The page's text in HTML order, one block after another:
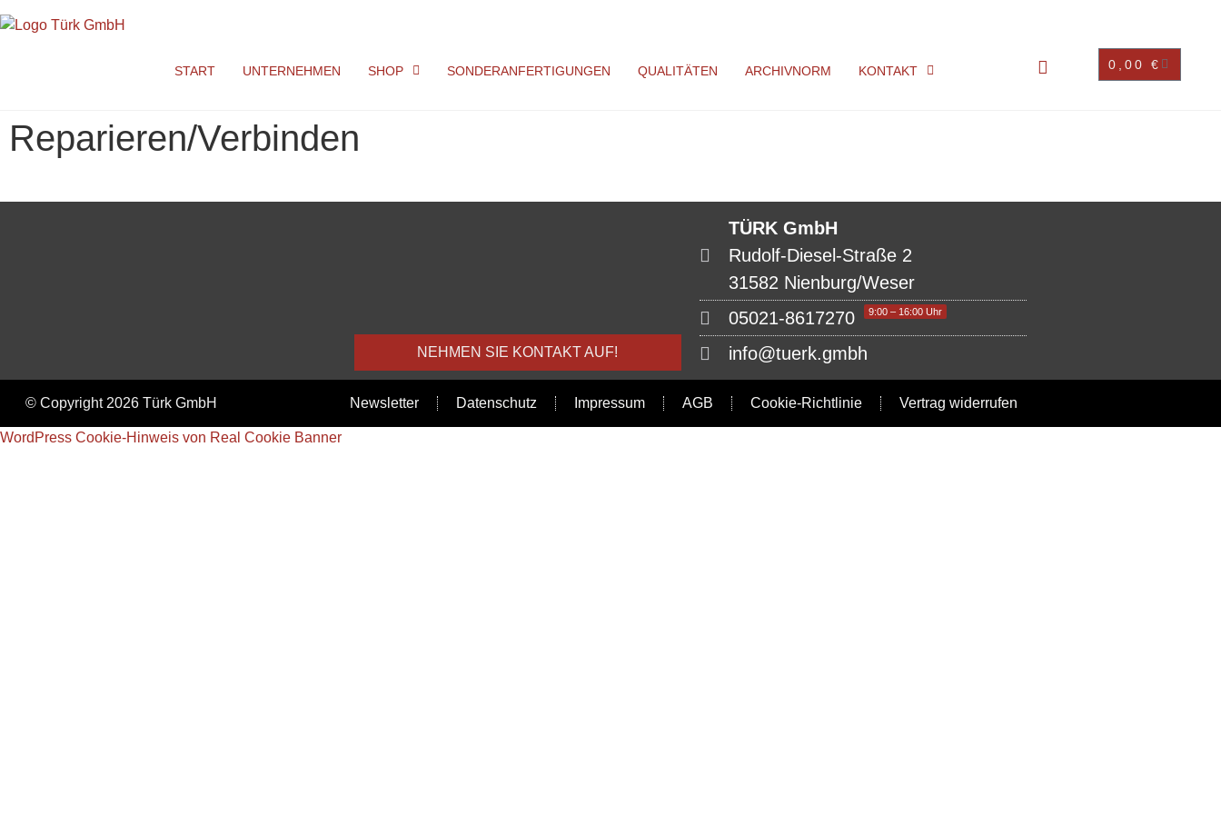
START UNTERNEHMEN SHOP SONDERANFERTIGUNGEN QUALITÄTEN ARCHIVNORM KONTAKT 0,00 €
Reparieren/Verbinden
NEHMEN SIE KONTAKT AUF!
TÜRK GmbH
Rudolf-Diesel-Straße 2
31582 Nienburg/Weser
05021-8617270
9:00 – 16:00 Uhr
info@tuerk.gmbh
© Copyright 2026 Türk GmbH Newsletter Datenschutz Impressum AGB Cookie-Richtlinie Vertrag widerrufen
WordPress Cookie-Hinweis von Real Cookie Banner